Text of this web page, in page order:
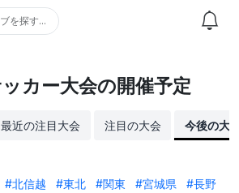
を探す...
カー大会の開催予定
最近の注目大会 注目の大会 今後の大
#北信越 #東北 #関東 #宮城県
#長野